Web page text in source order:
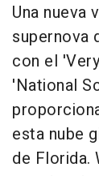
Una nueva
supernova
con el
'National
esta nube
de Florida.